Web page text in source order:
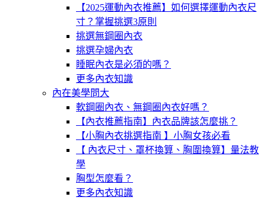
【2025運動內衣推薦】如何選擇運動內衣尺
寸？掌握挑選3原則
挑選無鋼圈內衣
挑選孕婦內衣
睡眠內衣是必須的嗎？
更多內衣知識
內在美學問大
軟鋼圈內衣、無鋼圈內衣好嗎？
【內衣推薦指南】內衣品牌該怎麼挑？
【小胸內衣挑選指南 】小胸女孩必看
【 內衣尺寸、罩杯換算、胸圍換算】量法教
學
胸型怎麼看？
更多內衣知識